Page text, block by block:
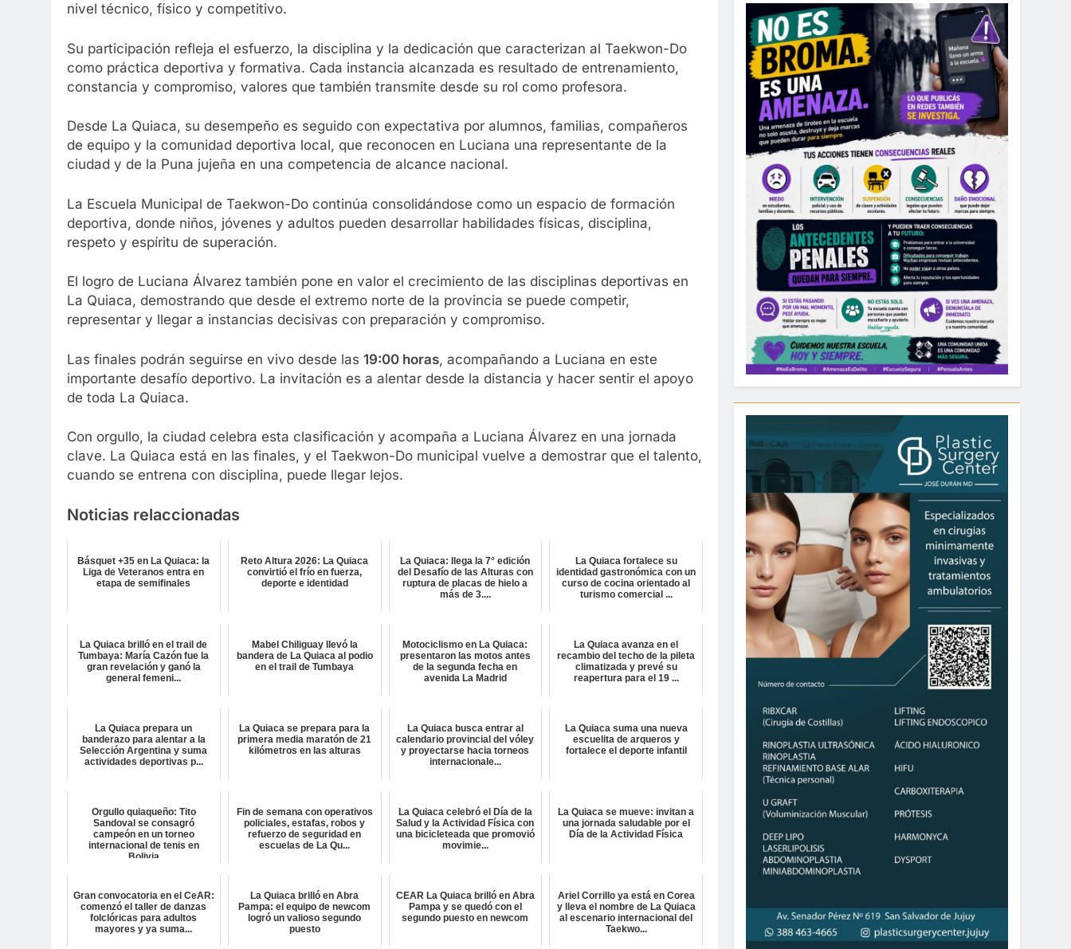
nivel técnico, físico y competitivo.
Su participación refleja el esfuerzo, la disciplina y la dedicación que caracterizan al Taekwon-Do
como práctica deportiva y formativa. Cada instancia alcanzada es resultado de entrenamiento,
constancia y compromiso, valores que también transmite desde su rol como profesora.
Desde La Quiaca, su desempeño es seguido con expectativa por alumnos, familias, compañeros
de equipo y la comunidad deportiva local, que reconocen en Luciana una representante de la
ciudad y de la Puna jujeña en una competencia de alcance nacional.
La Escuela Municipal de Taekwon-Do continúa consolidándose como un espacio de formación
deportiva, donde niños, jóvenes y adultos pueden desarrollar habilidades físicas, disciplina,
respeto y espíritu de superación.
El logro de Luciana Álvarez también pone en valor el crecimiento de las disciplinas deportivas en
La Quiaca, demostrando que desde el extremo norte de la provincia se puede competir,
representar y llegar a instancias decisivas con preparación y compromiso.
Las finales podrán seguirse en vivo desde las 19:00 horas, acompañando a Luciana en este
importante desafío deportivo. La invitación es a alentar desde la distancia y hacer sentir el apoyo
de toda La Quiaca.
Con orgullo, la ciudad celebra esta clasificación y acompaña a Luciana Álvarez en una jornada
clave. La Quiaca está en las finales, y el Taekwon-Do municipal vuelve a demostrar que el talento,
cuando se entrena con disciplina, puede llegar lejos.
Noticias relaccionadas
Básquet +35 en La Quiaca: la
Liga de Veteranos entra en
etapa de semifinales
Reto Altura 2026: La Quiaca
convirtió el frío en fuerza,
deporte e identidad
La Quiaca: llega la 7° edición
del Desafío de las Alturas con
ruptura de placas de hielo a
más de 3....
La Quiaca fortalece su
identidad gastronómica con un
curso de cocina orientado al
turismo comercial ...
La Quiaca brilló en el trail de
Tumbaya: María Cazón fue la
gran revelación y ganó la
general femeni...
Mabel Chiliguay llevó la
bandera de La Quiaca al podio
en el trail de Tumbaya
Motociclismo en La Quiaca:
presentaron las motos antes
de la segunda fecha en
avenida La Madrid
La Quiaca avanza en el
recambio del techo de la pileta
climatizada y prevé su
reapertura para el 19 ...
La Quiaca prepara un
banderazo para alentar a la
Selección Argentina y suma
actividades deportivas p...
La Quiaca se prepara para la
primera media maratón de 21
kilómetros en las alturas
La Quiaca busca entrar al
calendario provincial del vóley
y proyectarse hacia torneos
internacionale...
La Quiaca suma una nueva
escuelita de arqueros y
fortalece el deporte infantil
Orgullo quiaqueño: Tito
Sandoval se consagró
campeón en un torneo
internacional de tenis en
Bolivia
Fin de semana con operativos
policiales, estafas, robos y
refuerzo de seguridad en
escuelas de La Qu...
La Quiaca celebró el Día de la
Salud y la Actividad Física con
una bicicleteada que promovió
movimie...
La Quiaca se mueve: invitan a
una jornada saludable por el
Día de la Actividad Física
Gran convocatoria en el CeAR:
comenzó el taller de danzas
folclóricas para adultos
mayores y ya suma...
La Quiaca brilló en Abra
Pampa: el equipo de newcom
logró un valioso segundo
puesto
CEAR La Quiaca brilló en Abra
Pampa y se quedó con el
segundo puesto en newcom
Ariel Corrillo ya está en Corea
y lleva el nombre de La Quiaca
al escenario internacional del
Taekwo...